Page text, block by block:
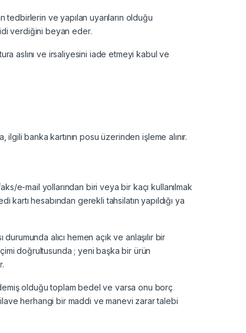
tedbirlerin ve yapılan uyarıların olduğu
verdiğini beyan eder.
aslını ve irsaliyesini iade etmeyi kabul ve
banka kartının posu üzerinden işleme alınır.
e-mail yollarından biri veya bir kaçı kullanılmak
hesabından gerekli tahsilatın yapıldığı ya
alıcı hemen açık ve anlaşılır bir
doğrultusunda ; yeni başka bir ürün
olduğu toplam bedel ve varsa onu borç
herhangi bir maddi ve manevi zarar talebi